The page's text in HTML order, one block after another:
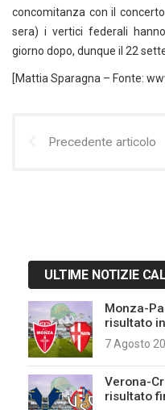
concomitanza con il
sera) i vertici federali
giorno dopo, dunque il 22
[Mattia Sparagna – Fonte:
Precedente articolo
ULTIME NOTIZIE
Monza-
risultato
7 Agosto
Verona-
risultato